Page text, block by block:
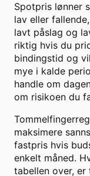
Spotpris lønner
lav eller
lavt påslag og
riktig hvis du
bindingstid og
mye i kalde
handle om
om risikoen du
maksimere
fastpris hvis
enkelt måned.
tabellen over,